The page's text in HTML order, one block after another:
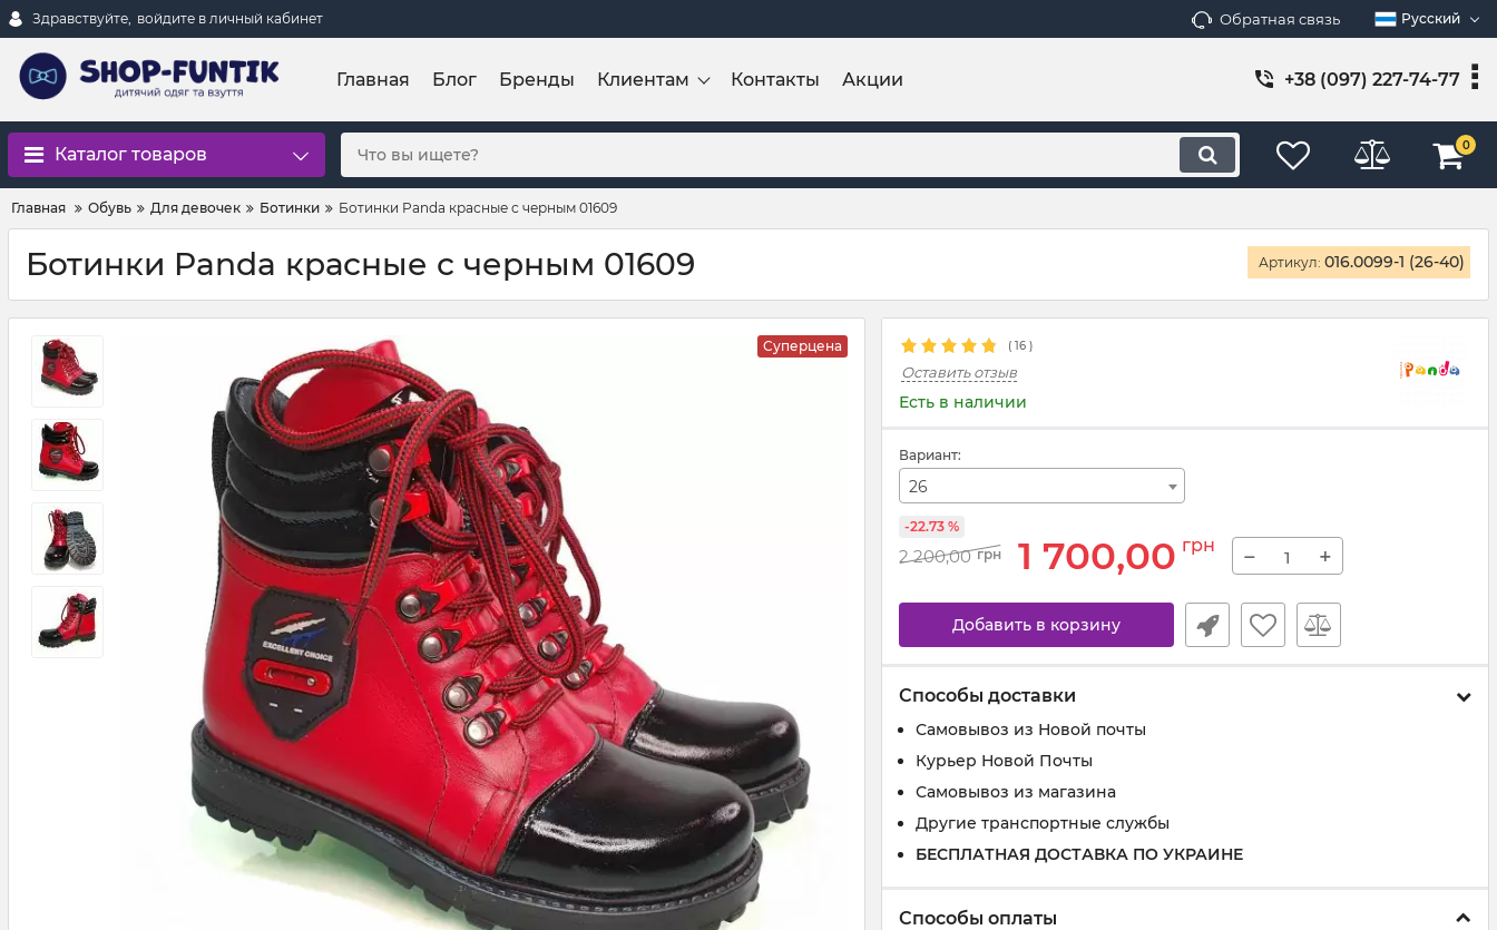
Здравствуйте, войдите в личный кабинет Обратная связь Русский
Главная Блог Бренды Клиентам Контакты Акции +38 (097) 227-74-77
Каталог товаров 0
Главная Обувь Для девочек Ботинки Ботинки Panda красные с черным 01609
Ботинки Panda красные с черным 01609 Артикул: 016.0099-1 (26-40)
Суперцена ( 16 )
Оставить отзыв
Есть в наличии
Вариант:
26
2 200,00 грн 1 700,00 грн
-22.73 %
− +
Добавить в корзину
Способы доставки
Самовывоз из Новой почты
Курьер Новой Почты
Самовывоз из магазина
Другие транспортные службы
БЕСПЛАТНАЯ ДОСТАВКА ПО УКРАИНЕ
Способы оплаты